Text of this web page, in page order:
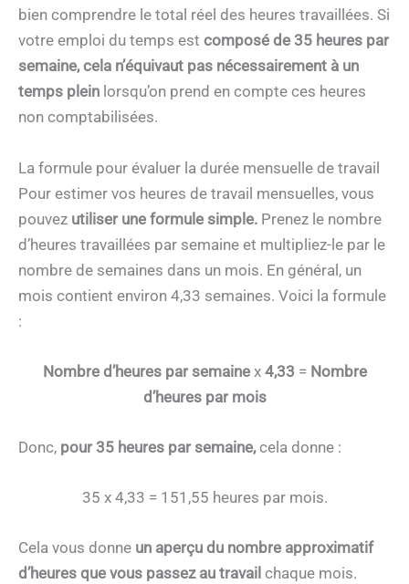
bien comprendre le total réel des heures travaillées. Si
votre emploi du temps est composé de 35 heures par
semaine, cela n’équivaut pas nécessairement à un
temps plein lorsqu’on prend en compte ces heures
non comptabilisées.
La formule pour évaluer la durée mensuelle de travail
Pour estimer vos heures de travail mensuelles, vous
pouvez utiliser une formule simple. Prenez le nombre
d’heures travaillées par semaine et multipliez-le par le
nombre de semaines dans un mois. En général, un
mois contient environ 4,33 semaines. Voici la formule
:
Nombre d’heures par semainex 4,33 = Nombre
d’heures par mois
Donc, pour 35 heures par semaine,cela donne :
35 x 4,33 = 151,55 heures par mois.
Cela vous donne un aperçu du nombre approximatif
d’heures que vous passez au travail chaque mois.